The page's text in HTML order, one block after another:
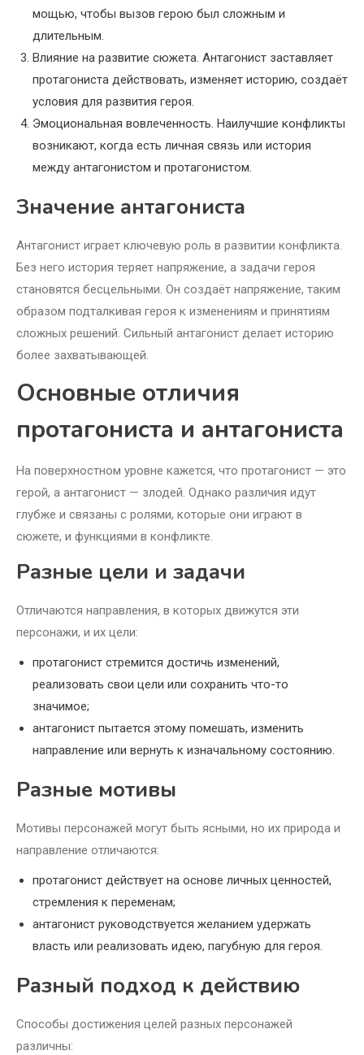
мощью, чтобы вызов герою был сложным и
длительным.
Влияние на развитие сюжета. Антагонист заставляет
протагониста действовать, изменяет историю, создаёт
условия для развития героя.
Эмоциональная вовлеченность. Наилучшие конфликты
возникают, когда есть личная связь или история
между антагонистом и протагонистом.
Значение антагониста
Антагонист играет ключевую роль в развитии конфликта.
Без него история теряет напряжение, а задачи героя
становятся бесцельными. Он создаёт напряжение, таким
образом подталкивая героя к изменениям и принятиям
сложных решений. Сильный антагонист делает историю
более захватывающей.
Основные отличия
протагониста и антагониста
На поверхностном уровне кажется, что протагонист — это
герой, а антагонист — злодей. Однако различия идут
глубже и связаны с ролями, которые они играют в
сюжете, и функциями в конфликте.
Разные цели и задачи
Отличаются направления, в которых движутся эти
персонажи, и их цели:
протагонист стремится достичь изменений,
реализовать свои цели или сохранить что-то
значимое;
антагонист пытается этому помешать, изменить
направление или вернуть к изначальному состоянию.
Разные мотивы
Мотивы персонажей могут быть ясными, но их природа и
направление отличаются:
протагонист действует на основе личных ценностей,
стремления к переменам;
антагонист руководствуется желанием удержать
власть или реализовать идею, пагубную для героя.
Разный подход к действию
Способы достижения целей разных персонажей
различны: